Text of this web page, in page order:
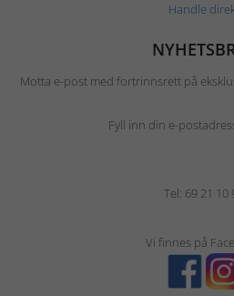
Handle
Motta e-post med fortrinnsrett på
Fyll inn din e-
Tel: 69 21 10
Vi finnes på